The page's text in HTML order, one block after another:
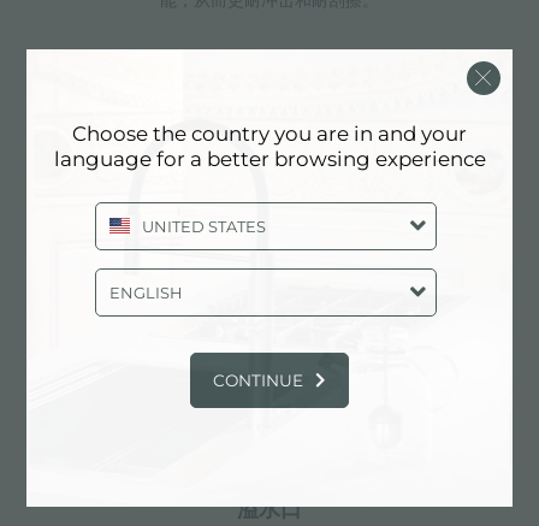
Foster®水槽均配备了3.5”下水器，有可防止固体
小倒角
具有现代设计和更大容量的方形碗，具有最小的美观性和
溢水口
Choose the country you are in and your
language for a better browsing experience
UNITED STATES
ENGLISH
CONTINUE